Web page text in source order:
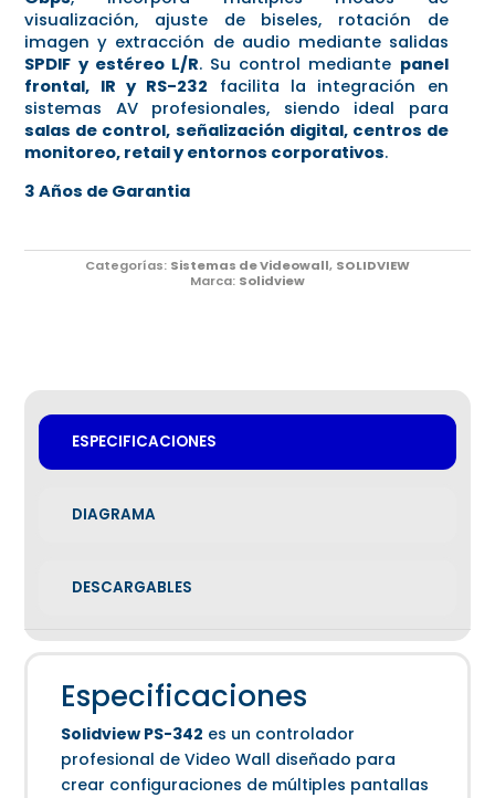
visualización, ajuste de biseles, rotación de
imagen y extracción de audio mediante salidas
SPDIF y estéreo L/R. Su control mediante panel
frontal, IR y RS-232 facilita la integración en
sistemas AV profesionales, siendo ideal para
salas de control, señalización digital, centros de
monitoreo, retail y entornos corporativos.
3 Años de Garantia
Categorías: Sistemas de Videowall, SOLIDVIEW
Marca: Solidview
ESPECIFICACIONES
DIAGRAMA
DESCARGABLES
Especificaciones
Solidview PS-342 es un controlador
profesional de Video Wall diseñado para
crear configuraciones de múltiples pantallas